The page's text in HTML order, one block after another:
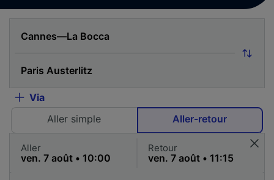
Via
Aller simple
Aller-retour
Aller Retour